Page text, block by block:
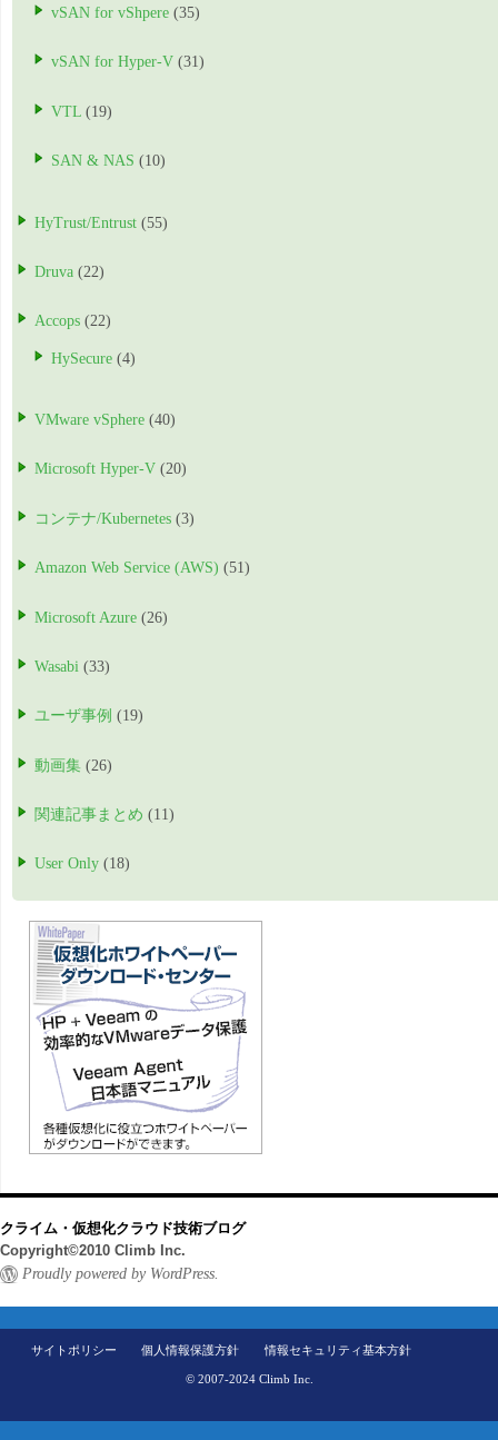
vSAN for vShpere (35)
vSAN for Hyper-V (31)
VTL (19)
SAN & NAS (10)
HyTrust/Entrust (55)
Druva (22)
Accops (22)
HySecure (4)
VMware vSphere (40)
Microsoft Hyper-V (20)
コンテナ/Kubernetes (3)
Amazon Web Service (AWS) (51)
Microsoft Azure (26)
Wasabi (33)
ユーザ事例 (19)
動画集 (26)
関連記事まとめ (11)
User Only (18)
クライム・仮想化クラウド技術ブログ
Copyright©2010 Climb Inc.
Proudly powered by WordPress.
サイトポリシー 個人情報保護方針 情報セキュリティ基本方針
© 2007-2024 Climb Inc.